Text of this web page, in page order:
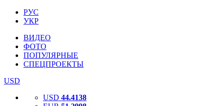
РУС
УКР
ВИДЕО
ФОТО
ПОПУЛЯРНЫЕ
СПЕЦПРОЕКТЫ
USD
USD 44.4138